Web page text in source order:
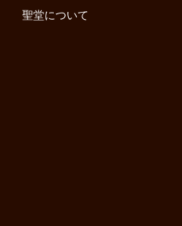
聖堂について